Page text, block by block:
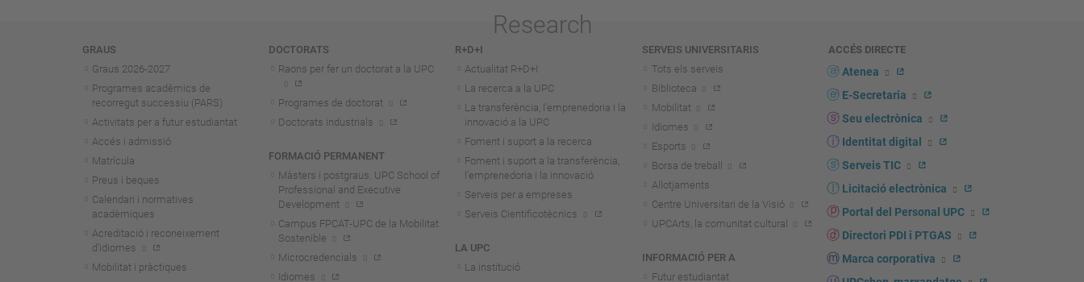
Navegació
GRAUS
Graus 2026-2027
Programes acadèmics de
recorregut successiu (PARS)
Activitats per a futur estudiantat
Accés i admissió
Matrícula
Preus i beques
Calendari i normatives
acadèmiques
Acreditació i reconeixement
d'idiomes
Mobilitat i pràctiques
DOCTORATS
Raons per fer un doctorat a la UPC
Programes de doctorat
Doctorats industrials
FORMACIÓ PERMANENT
Màsters i postgraus. UPC School of
Professional and Executive
Development
Campus FPCAT-UPC de la Mobilitat
Sostenible
Microcredencials
Idiomes
R+D+I
Actualitat R+D+I
La recerca a la UPC
La transferència, l'emprenedoria i la
innovació a la UPC
Foment i suport a la recerca
Foment i suport a la transferència,
l'emprenedoria i la innovació
Serveis per a empreses
Serveis Cientificotècnics
LA UPC
La institució
SERVEIS UNIVERSITARIS
Tots els serveis
Biblioteca
Mobilitat
Idiomes
Esports
Borsa de treball
Allotjaments
Centre Universitari de la Visió
UPCArts, la comunitat cultural
INFORMACIÓ PER A
Futur estudiantat
ACCÉS DIRECTE
Atenea
E-Secretaria
Seu electrònica
Identitat digital
Serveis TIC
Licitació electrònica
Portal del Personal UPC
Directori PDI i PTGAS
Marca corporativa